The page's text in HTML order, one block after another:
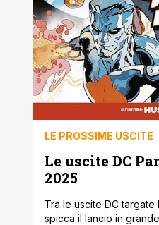
LE PROSSIME USCITE
Le uscite DC
2025
Tra le uscite DC targate
spicca il lancio in